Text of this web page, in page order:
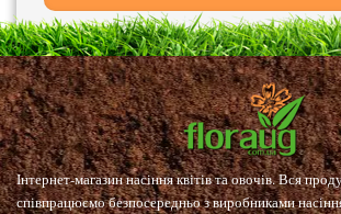
Інтернет-магазин насіння квітів та овочів. Вся
співпрацюємо безпосередньо з виробниками